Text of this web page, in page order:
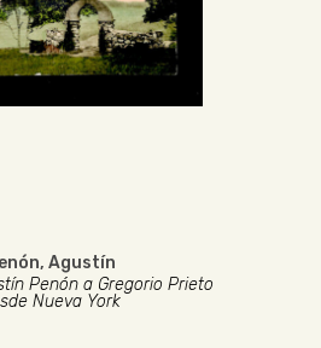
Agustín
Penón a Gregorio Prieto
Nueva York